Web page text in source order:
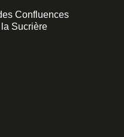
Confluences
Sucrière